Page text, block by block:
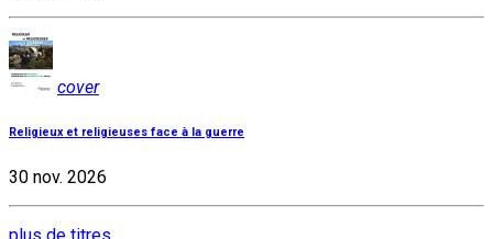
cover
Religieux et religieuses face à la guerre
30 nov. 2026